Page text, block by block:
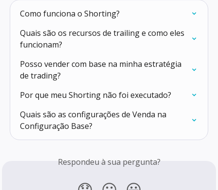
Como funciona o Shorting?
Quais são os recursos de trailing e como eles
funcionam?
Posso vender com base na minha estratégia
de trading?
Por que meu Shorting não foi executado?
Quais são as configurações de Venda na
Configuração Base?
Respondeu à sua pergunta?